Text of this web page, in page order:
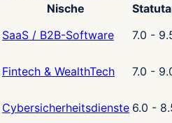
Nische
SaaS / B2B-Software
7.0 -
Fintech & WealthTech 7.0 -
Cybersicherheitsdienste 6.0 -